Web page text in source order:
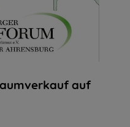
auf